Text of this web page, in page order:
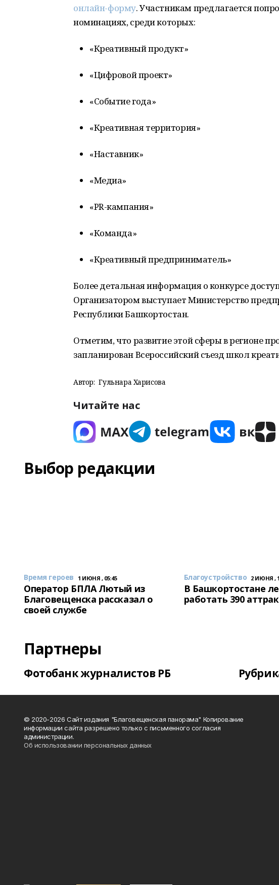
онлайн-форму. Участникам предлагается
номинациях, среди которых:
«Креативный продукт»
«Цифровой проект»
«Событие года»
«Креативная территория»
«Наставник»
«Медиа»
«PR-кампания»
«Команда»
«Креативный предприниматель»
Более детальная информация о конкурсе
Организатором выступает Министерство
Республики Башкортостан.
Отметим, что развитие этой сферы в регионе
запланирован Всероссийский съезд школ
Автор: Гульнара Харисова
Читайте нас
Выбор редакции
Время героев 1 ИЮНЯ , 05:45
Оператор БПЛА Лютый из
Благовещенска рассказал о
своей службе
Благоустройство 2 ИЮНЯ ,
В Башкортостане
работать 390
Партнеры
Фотобанк журналистов РБ
© 2020-2026 Сайт издания "Благовещенская панорама" Копирование
информации сайта разрешено только с письменного согласия
администрации.
Об использовании персональных данных